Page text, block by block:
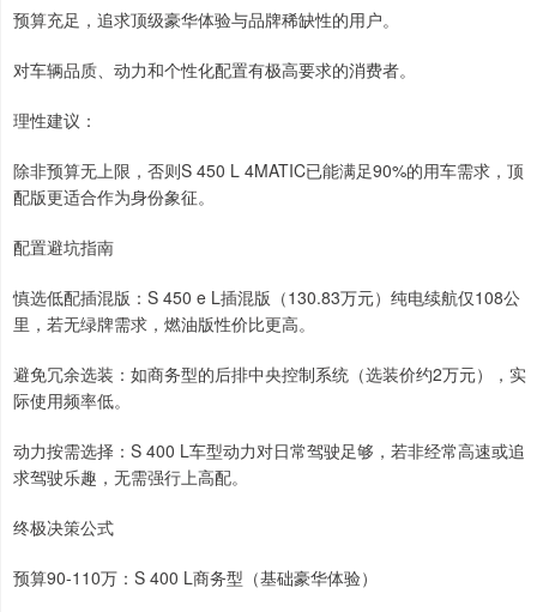
预算充足，追求顶级豪华体验与品牌稀缺性的用户。
对车辆品质、动力和个性化配置有极高要求的消费者。
理性建议：
除非预算无上限，否则S 450 L 4MATIC已能满足90%的用车需求，顶
配版更适合作为身份象征。
配置避坑指南
慎选低配插混版：S 450 e L插混版（130.83万元）纯电续航仅108公
里，若无绿牌需求，燃油版性价比更高。
避免冗余选装：如商务型的后排中央控制系统（选装价约2万元），实
际使用频率低。
动力按需选择：S 400 L车型动力对日常驾驶足够，若非经常高速或追
求驾驶乐趣，无需强行上高配。
终极决策公式
预算90-110万：S 400 L商务型（基础豪华体验）